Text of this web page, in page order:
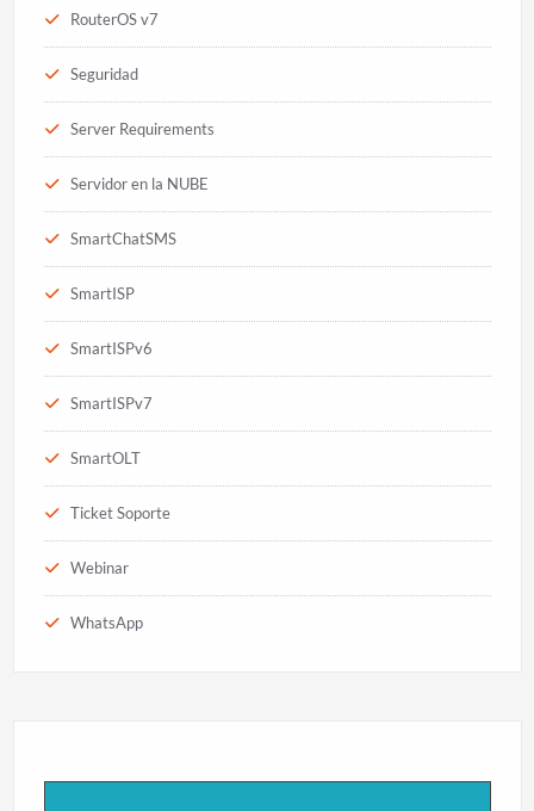
RouterOS v7
Seguridad
Server Requirements
Servidor en la NUBE
SmartChatSMS
SmartISP
SmartISPv6
SmartISPv7
SmartOLT
Ticket Soporte
Webinar
WhatsApp